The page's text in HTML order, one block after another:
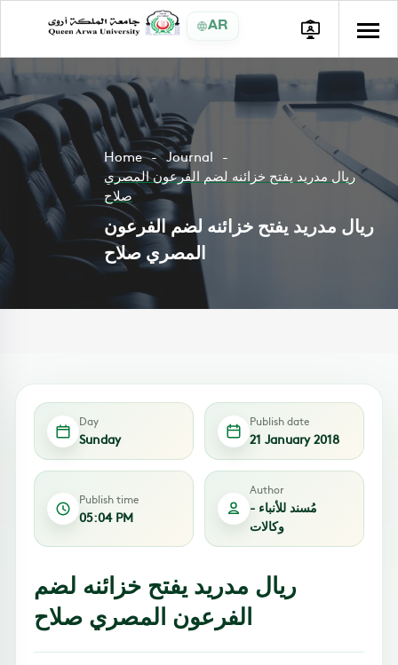
AR
Home
Journal
ريال مدريد يفتح خزائنه لضم الفرعون المصري
صلاح
ريال مدريد يفتح خزائنه لضم الفرعون
المصري صلاح
Day
Sunday
Publish date
21 January 2018
Publish time
05:04 PM
Author
مُسند للأنباء -
وكالات
ريال مدريد يفتح خزائنه لضم
الفرعون المصري صلاح